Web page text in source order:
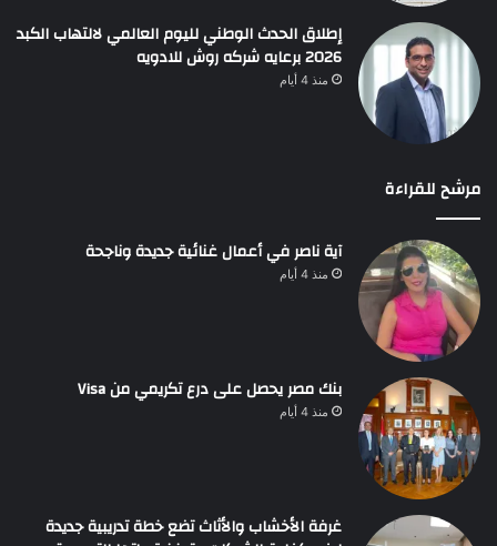
إطلاق الحدث الوطني لليوم العالمي لالتهاب الكبد
2026 برعايه شركه روش للادويه
منذ 4 أيام
مرشح للقراءة
آية ناصر في أعمال غنائية جديدة وناجحة
منذ 4 أيام
بنك مصر يحصل على درع تكريمي من Visa
منذ 4 أيام
غرفة الأخشاب والأثاث تضع خطة تدريبية جديدة